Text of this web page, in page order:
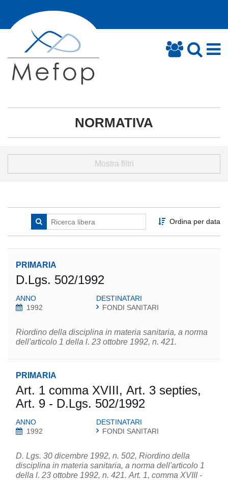
NORMATIVA
Mostra filtri
Ordina per data
PRIMARIA
D.Lgs. 502/1992
ANNO
1992
DESTINATARI
FONDI SANITARI
Riordino della disciplina in materia sanitaria, a norma
dell'articolo 1 della l. 23 ottobre 1992, n. 421.
PRIMARIA
Art. 1 comma XVIII, Art. 3 septies,
Art. 9 - D.Lgs. 502/1992
ANNO
1992
DESTINATARI
FONDI SANITARI
D. Lgs. 30 dicembre 1992, n. 502, Riordino della
disciplina in materia sanitaria, a norma dell'articolo 1
della l. 23 ottobre 1992, n. 421. Art. 1, comma XVIII -